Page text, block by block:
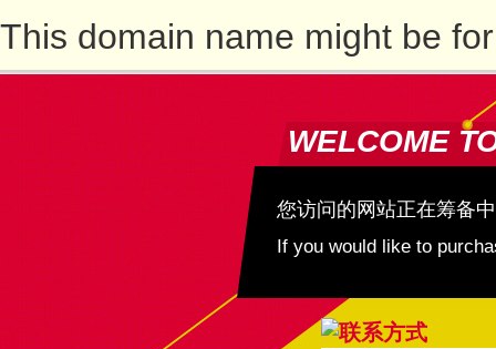
This domain name might be
WELCOME
您访问的网站正在筹备
If you would like to